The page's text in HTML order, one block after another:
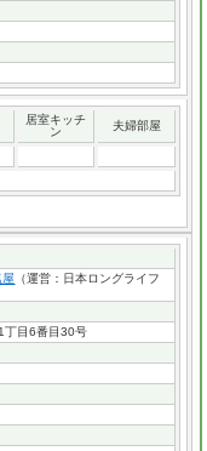
居室キッチ
ン
夫婦部屋
（運営：日本ロングライフ
丁目6番目30号